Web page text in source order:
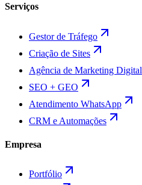
Serviços
Gestor de Tráfego
Criação de Sites
Agência de Marketing Digital
SEO + GEO
Atendimento WhatsApp
CRM e Automações
Empresa
Portfólio